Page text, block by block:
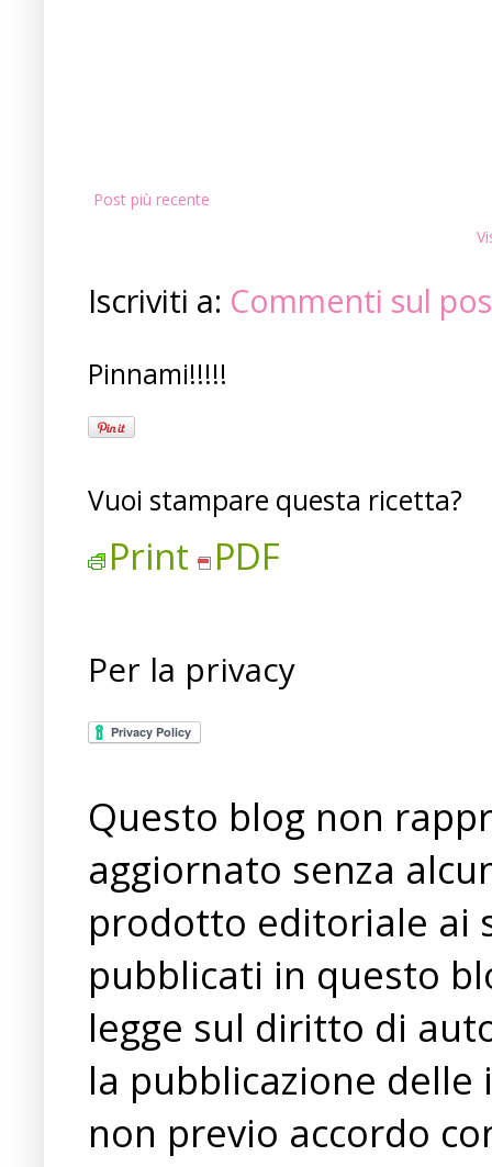
Post più recente
Iscriviti a: Commenti sul
Pinnami!!!!!
Vuoi stampare questa ricetta?
Print PDF
Per la privacy
Questo blog non
aggiornato senza
prodotto editoriale ai
pubblicati in questo
legge sul diritto di
la pubblicazione
non previo accordo